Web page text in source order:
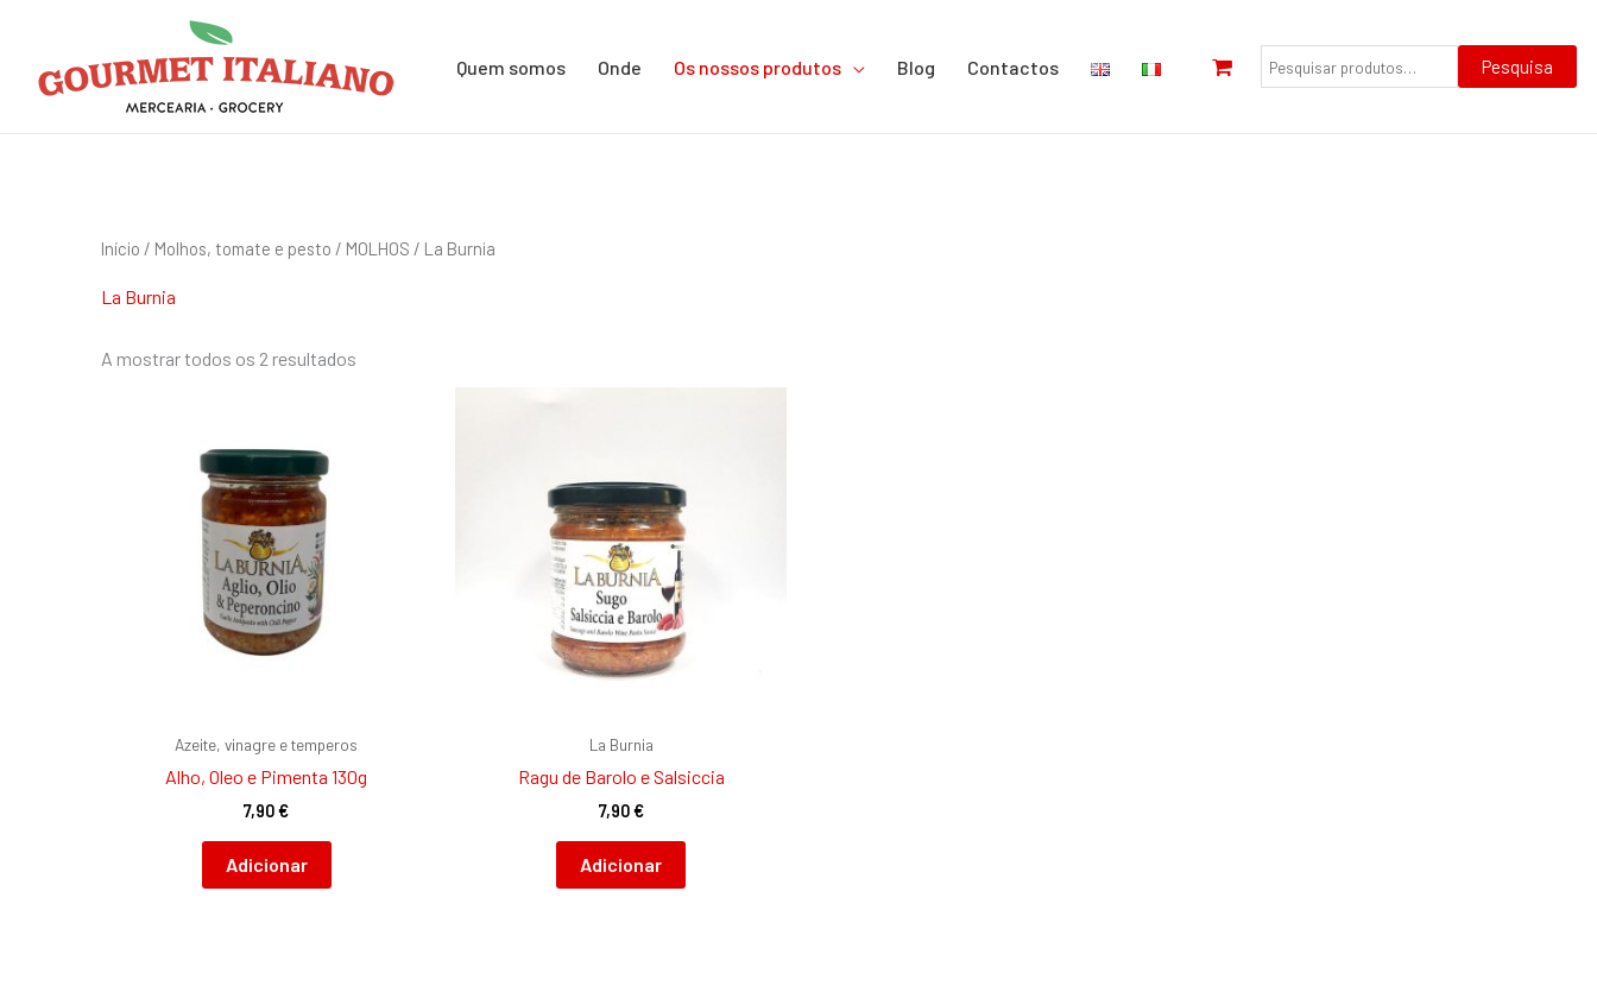
content
Quem somos Onde Os nossos produtos Blog Contactos
por:
Pesquisa
Início / Molhos, tomate e pesto / MOLHOS / La Burnia
La Burnia
A mostrar todos os 2 resultados
Azeite, vinagre e temperos
Alho, Oleo e Pimenta 130g
7,90€
Adicionar
La Burnia
Ragu de Barolo e Salsiccia
7,90€
Adicionar